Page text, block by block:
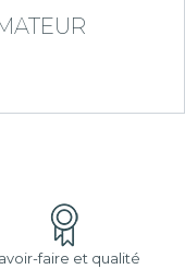
faire et qualité